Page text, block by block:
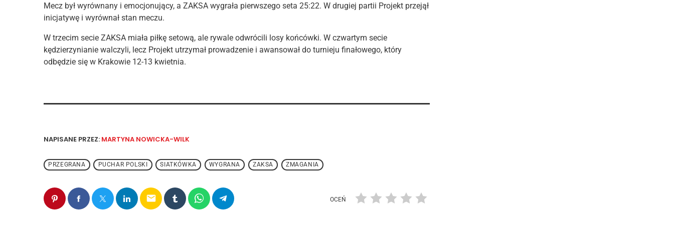
Mecz był wyrównany i emocjonujący, a ZAKSA wygrała pierwszego seta 25:22. W drugiej partii Projekt przejął
inicjatywę i wyrównał stan meczu.
W trzecim secie ZAKSA miała piłkę setową, ale rywale odwrócili losy końcówki. W czwartym secie
kędzierzynianie walczyli, lecz Projekt utrzymał prowadzenie i awansował do turnieju finałowego, który
odbędzie się w Krakowie 12-13 kwietnia.
NAPISANE PRZEZ: MARTYNA NOWICKA-WILK
PRZEGRANA PUCHAR POLSKI SIATKÓWKA WYGRANA ZAKSA ZMAGANIA
email OCEŃ